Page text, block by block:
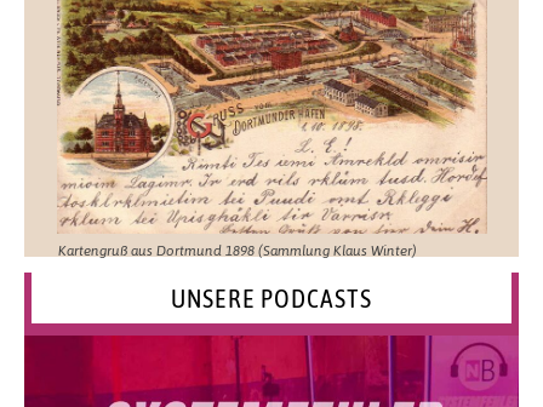
Kartengruß aus Dortmund 1898 (Sammlung Klaus Winter)
UNSERE PODCASTS